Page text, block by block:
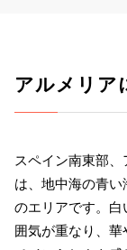
アルメリア
スペイン南東部
は、地中海の青
のエリアです。
囲気が重なり、